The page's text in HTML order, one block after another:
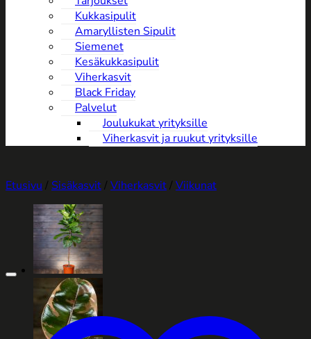
Kukkasipulit
Amaryllisten Sipulit
Siemenet
Kesäkukkasipulit
Viherkasvit
Black Friday
Palvelut
Joulukukat yrityksille
Viherkasvit ja ruukut yrityksille
Etusivu / Sisäkasvit/ Viherkasvit/ Viikunat